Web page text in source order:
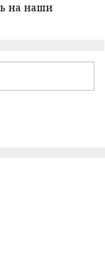
на наши